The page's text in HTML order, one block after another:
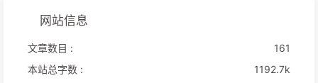
网站信息
文章数目 :
161
本站总字数 :
1192.7k